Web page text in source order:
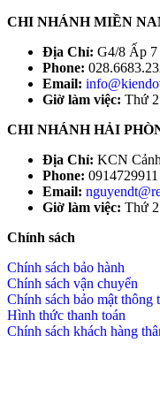
CHI NHÁNH MIỀN
Địa Chỉ: G4/8 Ấp
Phone:
Email:
Giờ làm việc: Thứ
CHI NHÁNH HẢI
Địa Chỉ: KCN
Phone: 0914729911
Email:
Giờ làm việc: Thứ
Chính sách
Chính sách bảo hành
Chính sách vận chuyển
Chính sách bảo mật thông
Hình thức thanh toán
Chính sách khách hàng